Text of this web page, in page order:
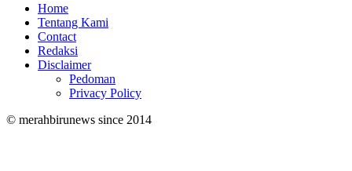
Home
Tentang Kami
Contact
Redaksi
Disclaimer
Pedoman
Privacy Policy
© merahbirunews since 2014